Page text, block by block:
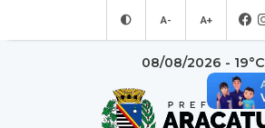
A- A+
08/08/2026 - 19°C